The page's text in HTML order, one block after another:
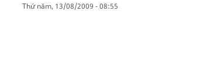
thứ năm, 13/08/2009 - 08:55